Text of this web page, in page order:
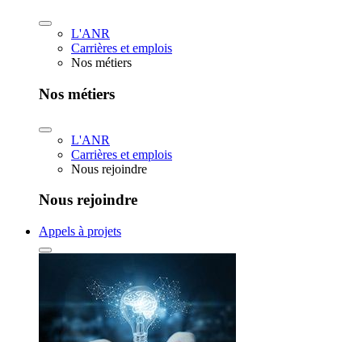
L'ANR
Carrières et emplois
Nos métiers
Nos métiers
L'ANR
Carrières et emplois
Nous rejoindre
Nous rejoindre
Appels à projets